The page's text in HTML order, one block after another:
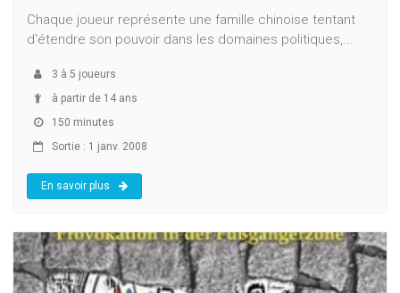
Chaque joueur représente une famille chinoise tentant
d'étendre son pouvoir dans les domaines politiques,...
3 à 5 joueurs
à partir de 14 ans
150 minutes
Sortie : 1 janv. 2008
En savoir plus